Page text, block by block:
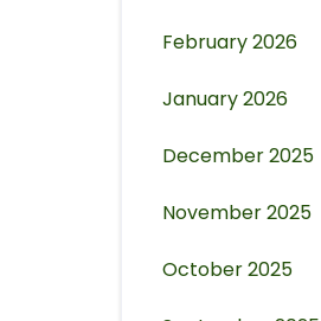
February 2026
January 2026
December 2025
November 2025
October 2025